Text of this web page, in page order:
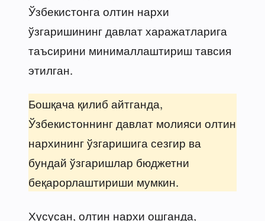
Ўзбекистонга олтин нархи
ўзгаришининг давлат харажатларига
таъсирини минималлаштириш тавсия
этилган.
Бошқача қилиб айтганда,
Ўзбекистоннинг давлат молияси олтин
нархининг ўзгаришига сезгир ва
бундай ўзгаришлар бюджетни
беқарорлаштириши мумкин.
Хусусан, олтин нархи ошганда,